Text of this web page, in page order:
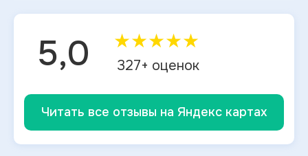
5,0 ★★★★★
327+ оценок
Читать все отзывы на Яндекс картах